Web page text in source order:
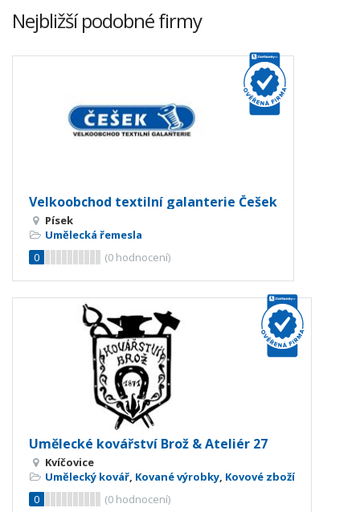
Nejbližší podobné firmy
Velkoobchod textilní galanterie Češek
Písek
Umělecká řemesla
0
(0 hodnocení)
Umělecké kovářství Brož & Ateliér 27
Kvíčovice
Umělecký kovář, Kované výrobky, Kovové zboží
0
(0 hodnocení)